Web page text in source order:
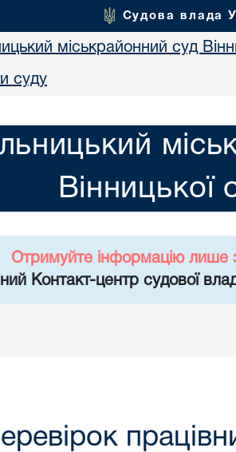
Судова влада
міськрайонний суд
суду
Вінницької
Отримуйте інформацію лише
Контакт-центр судової